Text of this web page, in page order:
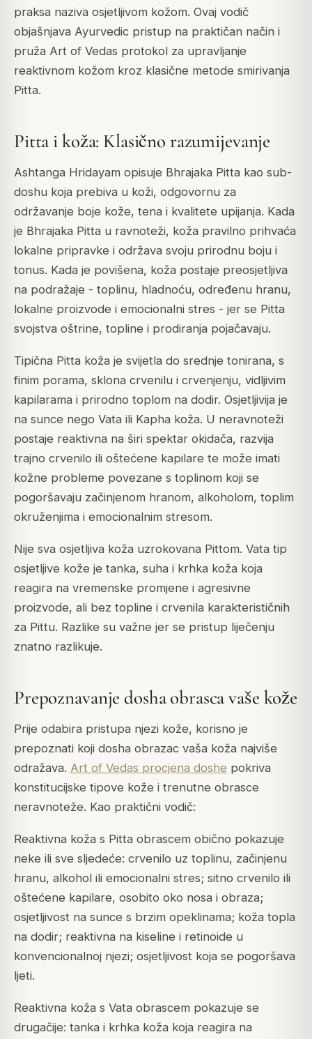
praksa naziva osjetljivom kožom. Ovaj vodič
objašnjava Ayurvedic pristup na praktičan način i
pruža Art of Vedas protokol za upravljanje
reaktivnom kožom kroz klasične metode smirivanja
Pitta.
Pitta i koža: Klasično razumijevanje
Ashtanga Hridayam opisuje Bhrajaka Pitta kao sub-
doshu koja prebiva u koži, odgovornu za
održavanje boje kože, tena i kvalitete upijanja. Kada
je Bhrajaka Pitta u ravnoteži, koža pravilno prihvaća
lokalne pripravke i održava svoju prirodnu boju i
tonus. Kada je povišena, koža postaje preosjetljiva
na podražaje - toplinu, hladnoću, određenu hranu,
lokalne proizvode i emocionalni stres - jer se Pitta
svojstva oštrine, topline i prodiranja pojačavaju.
Tipična Pitta koža je svijetla do srednje tonirana, s
finim porama, sklona crvenilu i crvenjenju, vidljivim
kapilarama i prirodno toplom na dodir. Osjetljivija je
na sunce nego Vata ili Kapha koža. U neravnoteži
postaje reaktivna na širi spektar okidača, razvija
trajno crvenilo ili oštećene kapilare te može imati
kožne probleme povezane s toplinom koji se
pogoršavaju začinjenom hranom, alkoholom, toplim
okruženjima i emocionalnim stresom.
Nije sva osjetljiva koža uzrokovana Pittom. Vata tip
osjetljive kože je tanka, suha i krhka koža koja
reagira na vremenske promjene i agresivne
proizvode, ali bez topline i crvenila karakterističnih
za Pittu. Razlike su važne jer se pristup liječenju
znatno razlikuje.
Prepoznavanje dosha obrasca vaše kože
Prije odabira pristupa njezi kože, korisno je
prepoznati koji dosha obrazac vaša koža najviše
odražava. Art of Vedas procjena doshe pokriva
konstitucijske tipove kože i trenutne obrasce
neravnoteže. Kao praktični vodič:
Reaktivna koža s Pitta obrascem obično pokazuje
neke ili sve sljedeće: crvenilo uz toplinu, začinjenu
hranu, alkohol ili emocionalni stres; sitno crvenilo ili
oštećene kapilare, osobito oko nosa i obraza;
osjetljivost na sunce s brzim opeklinama; koža topla
na dodir; reaktivna na kiseline i retinoide u
konvencionalnoj njezi; osjetljivost koja se pogoršava
ljeti.
Reaktivna koža s Vata obrascem pokazuje se
drugačije: tanka i krhka koža koja reagira na